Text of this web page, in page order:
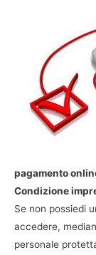
pagamento
Condizione
Se non possiedi
accedere,
personale